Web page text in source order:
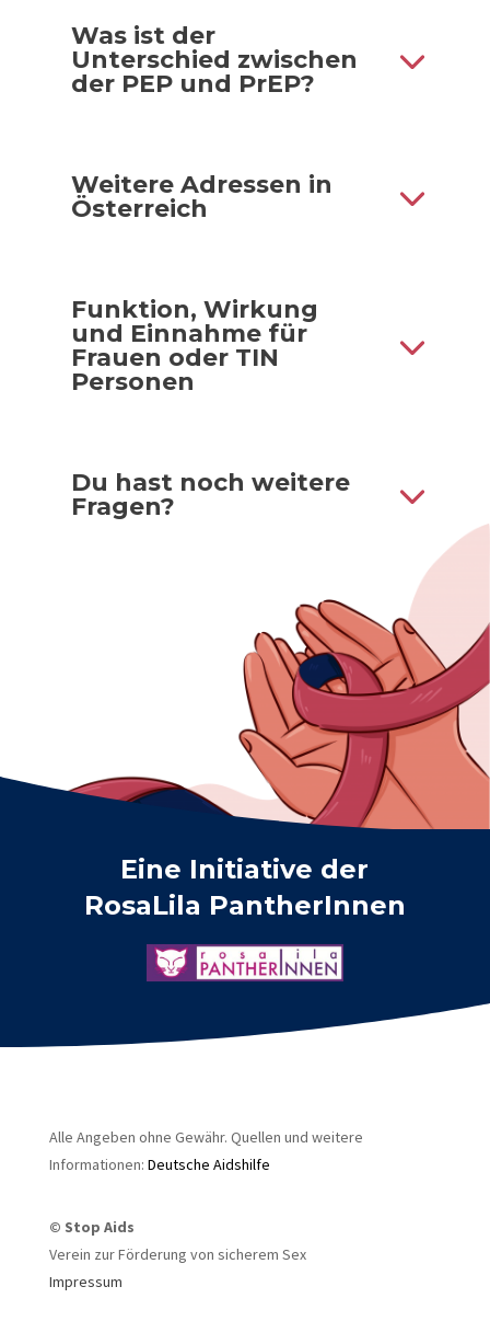
Was ist der
Unterschied zwischen
der PEP und PrEP?
Weitere Adressen in
Österreich
Funktion, Wirkung
und Einnahme für
Frauen oder TIN
Personen
Du hast noch weitere
Fragen?
Eine Initiative der
RosaLila PantherInnen
Alle Angeben ohne Gewähr. Quellen und weitere
Informationen: Deutsche Aidshilfe
© Stop Aids
Verein zur Förderung von sicherem Sex
Impressum